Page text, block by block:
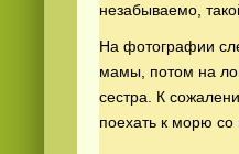
незабываемо,
На фотографии
мамы, потом на
сестра. К
поехать к морю